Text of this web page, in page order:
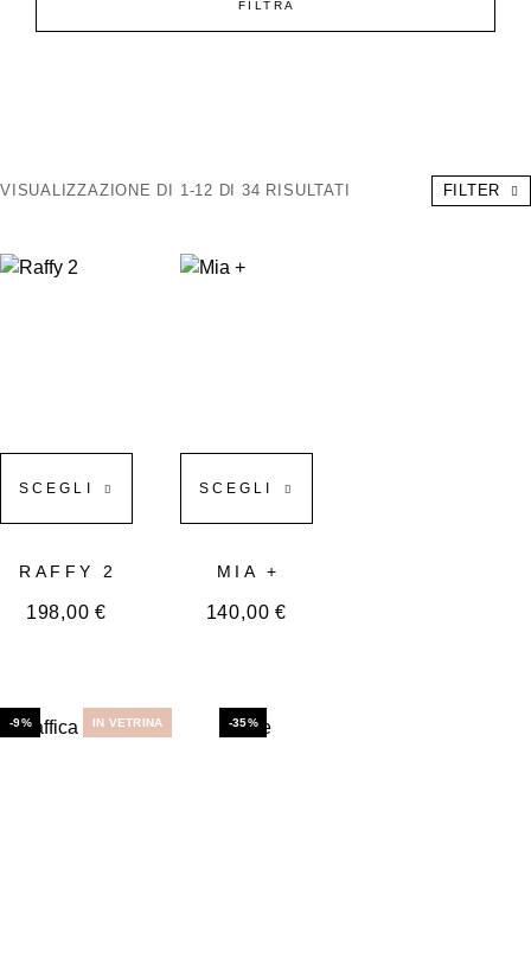
FILTRA
VISUALIZZAZIONE DI 1-12 DI 34 RISULTATI FILTER
SCEGLI
RAFFY 2
198,00€
SCEGLI
MIA +
140,00€
IN VETRINA
-9% -35%